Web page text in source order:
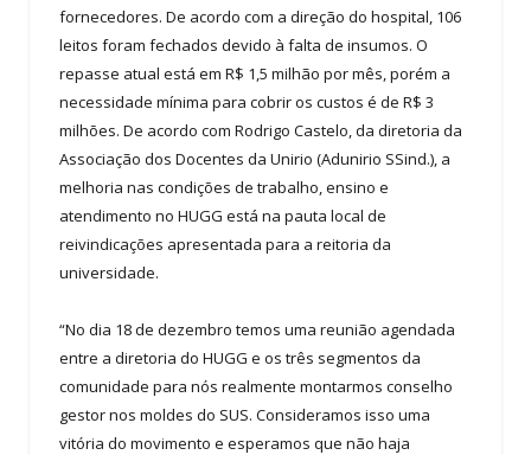
fornecedores. De acordo com a direção do hospital, 106
leitos foram fechados devido à falta de insumos. O
repasse atual está em R$ 1,5 milhão por mês, porém a
necessidade mínima para cobrir os custos é de R$ 3
milhões. De acordo com Rodrigo Castelo, da diretoria da
Associação dos Docentes da Unirio (Adunirio SSind.), a
melhoria nas condições de trabalho, ensino e
atendimento no HUGG está na pauta local de
reivindicações apresentada para a reitoria da
universidade.
“No dia 18 de dezembro temos uma reunião agendada
entre a diretoria do HUGG e os três segmentos da
comunidade para nós realmente montarmos conselho
gestor nos moldes do SUS. Consideramos isso uma
vitória do movimento e esperamos que não haja